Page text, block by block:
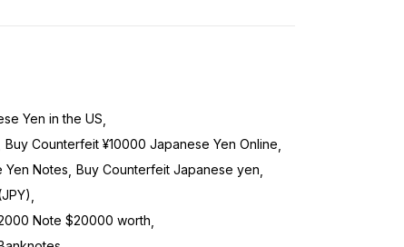
Yen in the US
Buy Counterfeit ¥10000 Japanese Yen Online
Yen Notes Buy Counterfeit Japanese yen
Note $20000 worth